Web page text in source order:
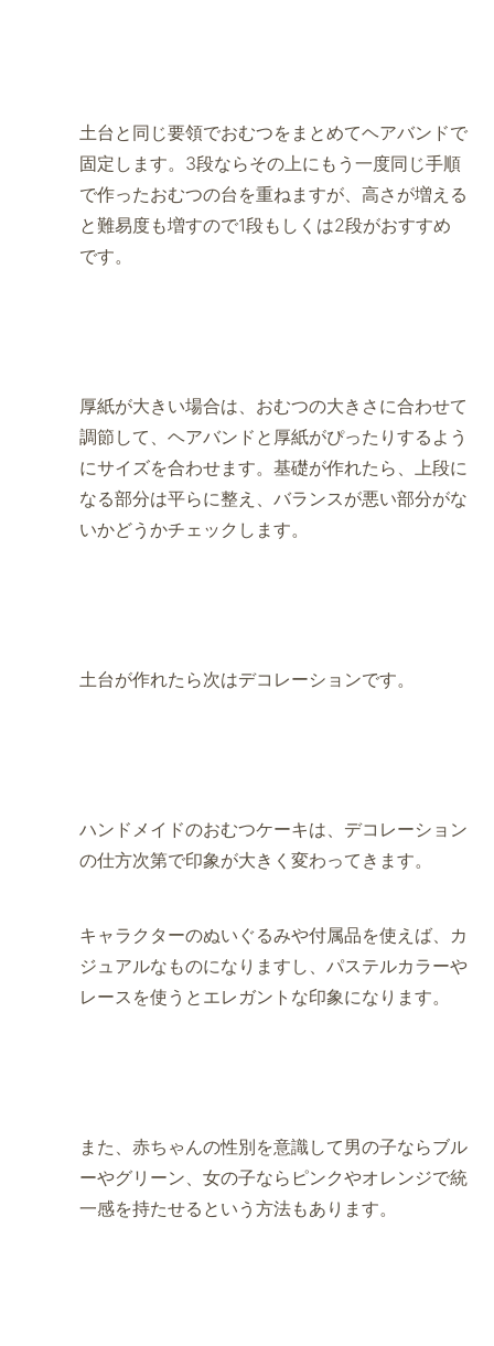
土台と同じ要領でおむつをまとめてヘアバンドで
固定します。3段ならその上にもう一度同じ手順
で作ったおむつの台を重ねますが、高さが増える
と難易度も増すので1段もしくは2段がおすすめ
です。
厚紙が大きい場合は、おむつの大きさに合わせて
調節して、ヘアバンドと厚紙がぴったりするよう
にサイズを合わせます。基礎が作れたら、上段に
なる部分は平らに整え、バランスが悪い部分がな
いかどうかチェックします。
土台が作れたら次はデコレーションです。
ハンドメイドのおむつケーキは、デコレーション
の仕方次第で印象が大きく変わってきます。
キャラクターのぬいぐるみや付属品を使えば、カ
ジュアルなものになりますし、パステルカラーや
レースを使うとエレガントな印象になります。
また、赤ちゃんの性別を意識して男の子ならブル
ーやグリーン、女の子ならピンクやオレンジで統
一感を持たせるという方法もあります。